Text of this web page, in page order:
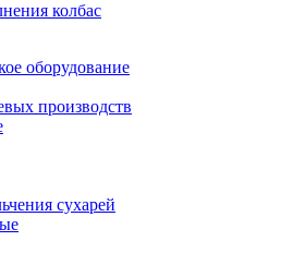
колбас
оборудование
производств
сухарей